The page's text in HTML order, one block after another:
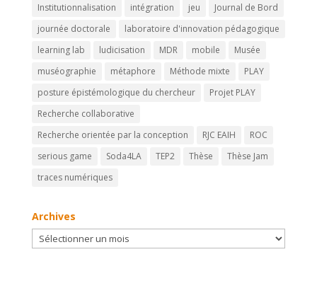
Institutionnalisation
intégration jeu
Journal de Bord
journée doctorale
laboratoire d'innovation pédagogique
learning lab
ludicisation MDR mobile
Musée
muséographie
métaphore Méthode mixte
PLAY
posture épistémologique du chercheur
Projet PLAY
Recherche collaborative
Recherche orientée par la conception
RJC EAIH
ROC
serious game
Soda4LA TEP2 Thèse
Thèse Jam
traces numériques
Archives
Archives